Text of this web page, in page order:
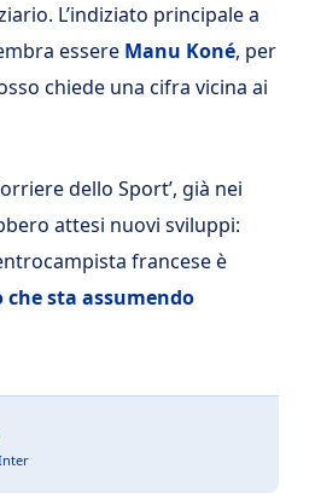
L’indiziato principale a
essere Manu Koné, per
chiede una cifra vicina ai
dello Sport’, già nei
attesi nuovi sviluppi:
francese è
che sta assumendo